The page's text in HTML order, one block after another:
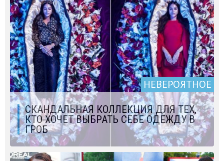
НЕВЕРОЯТНОЕ
СКАНДАЛЬНАЯ КОЛЛЕКЦИЯ ДЛЯ ТЕХ,
КТО ХОЧЕТ ВЫБРАТЬ СЕБЕ ОДЕЖДУ В
ГРОБ